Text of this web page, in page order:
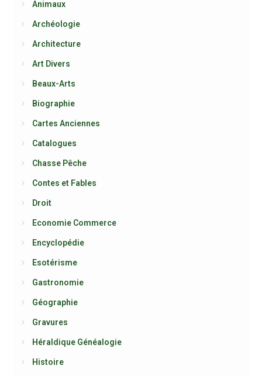
Animaux
Archéologie
Architecture
Art Divers
Beaux-Arts
Biographie
Cartes Anciennes
Catalogues
Chasse Pêche
Contes et Fables
Droit
Economie Commerce
Encyclopédie
Esotérisme
Gastronomie
Géographie
Gravures
Héraldique Généalogie
Histoire